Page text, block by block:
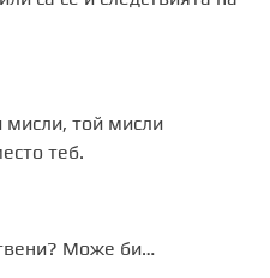
мисли, той мисли
теб.
Може би…